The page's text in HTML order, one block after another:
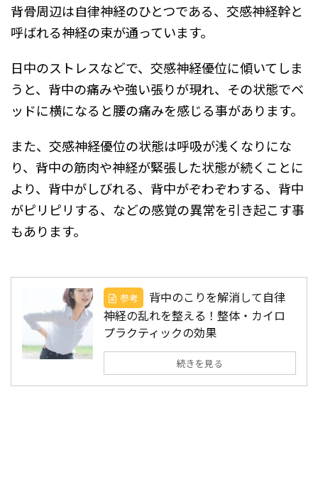
背骨周辺は自律神経のひとつである、交感神経幹と
呼ばれる神経の束が通っています。
日中のストレスなどで、交感神経優位に傾いてしま
うと、背中の痛みや強い張りが現れ、その状態でベ
ッドに横になると腰の痛みを感じる事があります。
また、交感神経優位の状態は呼吸が浅くなりにな
り、背中の筋肉や神経が緊張した状態が続くことに
より、背中がしびれる、背中がぞわぞわする、背中
がピリピリする、などの感覚の異常を引き起こす事
もあります。
参考
背中のこりを解消して自律
神経の乱れを整える！整体・カイロ
プラクティックの効果
続きを見る